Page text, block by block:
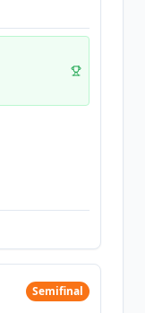
Semifinal